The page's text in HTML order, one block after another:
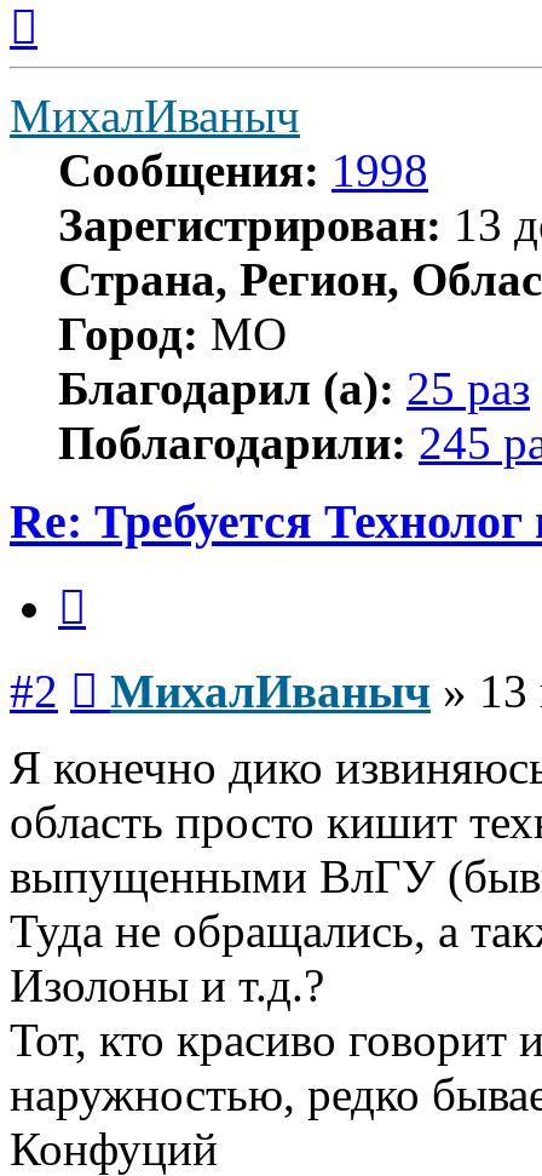
началу
МихалИваныч
Сообщения: 1998
Зарегистрирован: 13
Страна, Регион,
Город: МО
Благодарил (а): 25 раз
Поблагодарили: 245
Re: Требуется
#2 МихалИваныч »
Я конечно дико
область просто кишит
выпущенными ВлГУ
Туда не обращались, а
Изолоны и т.д.?
Тот, кто красиво говорит
наружностью, редко
Конфуций